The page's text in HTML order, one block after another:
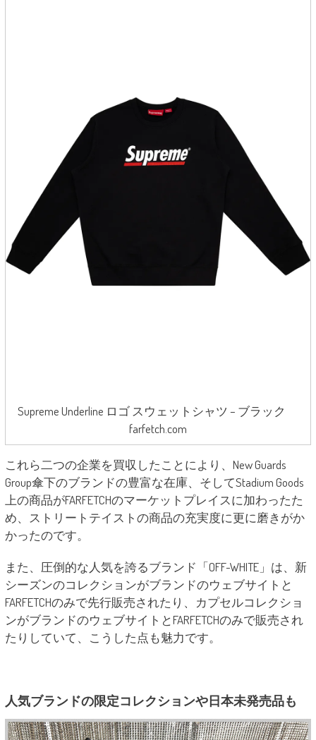
Supreme Underline ロゴ スウェットシャツ – ブラック
farfetch.com
これら二つの企業を買収したことにより、New Guards
Group傘下のブランドの豊富な在庫、そしてStadium Goods
上の商品がFARFETCHのマーケットプレイスに加わったた
め、ストリートテイストの商品の充実度に更に磨きがか
かったのです。
また、圧倒的な人気を誇るブランド「OFF-WHITE」は、新
シーズンのコレクションがブランドのウェブサイトと
FARFETCHのみで先行販売されたり、カプセルコレクショ
ンがブランドのウェブサイトとFARFETCHのみで販売され
たりしていて、こうした点も魅力です。
人気ブランドの限定コレクションや日本未発売品も